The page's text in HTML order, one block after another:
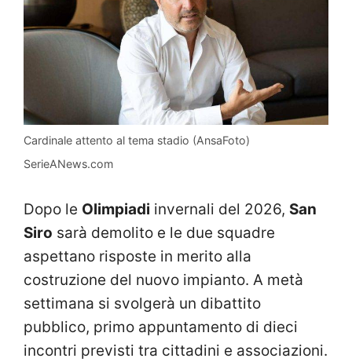
Cardinale attento al tema stadio (AnsaFoto)
SerieANews.com
Dopo le Olimpiadi invernali del 2026, San
Siro sarà demolito e le due squadre
aspettano risposte in merito alla
costruzione del nuovo impianto. A metà
settimana si svolgerà un dibattito
pubblico, primo appuntamento di dieci
incontri previsti tra cittadini e associazioni.